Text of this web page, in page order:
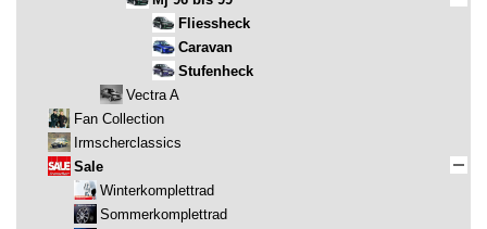
Fliessheck
Caravan
Stufenheck
Vectra A
Fan Collection
Irmscherclassics
Sale
Winterkomplettrad
Sommerkomplettrad